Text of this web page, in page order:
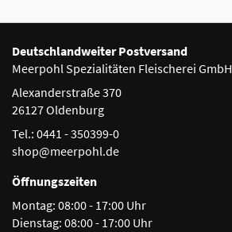
Deutschlandweiter Postversand
Meerpohl Spezialitäten Fleischerei GmbH
Alexanderstraße 370
26127 Oldenburg
Tel.: 0441 - 350399-0
shop@meerpohl.de
Öffnungszeiten
Montag: 08:00 - 17:00 Uhr
Dienstag: 08:00 - 17:00 Uhr